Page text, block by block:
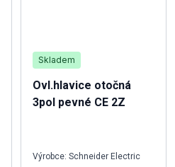
Skladem
Ovl.hlavice otočná
3pol pevné CE 2Z
Výrobce: Schneider Electric